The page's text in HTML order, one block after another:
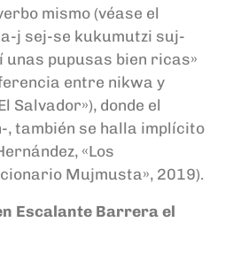
mismo (véase el
j sej-se kukumutzi suj-
pupusas bien ricas»
entre nikwa y
Salvador»), donde el
, también se halla implícito
«Los
Mujmusta», 2019).
Escalante Barrera el